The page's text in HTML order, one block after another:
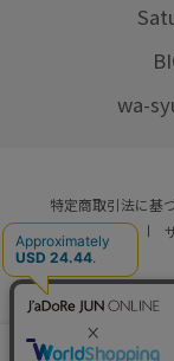
wa-
特定商取引法に基
ご利用規約
©
店舗在庫